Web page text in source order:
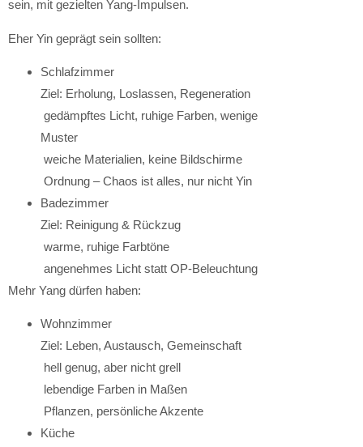
sein, mit gezielten Yang-Impulsen.
Eher Yin geprägt sein sollten:
Schlafzimmer
Ziel: Erholung, Loslassen, Regeneration
gedämpftes Licht, ruhige Farben, wenige
Muster
weiche Materialien, keine Bildschirme
Ordnung – Chaos ist alles, nur nicht Yin
Badezimmer
Ziel: Reinigung & Rückzug
warme, ruhige Farbtöne
angenehmes Licht statt OP-Beleuchtung
Mehr Yang dürfen haben:
Wohnzimmer
Ziel: Leben, Austausch, Gemeinschaft
hell genug, aber nicht grell
lebendige Farben in Maßen
Pflanzen, persönliche Akzente
Küche